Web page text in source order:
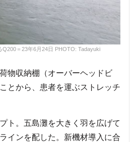
＝23年6月24日 PHOTO: Tadayuki
物収納棚（オーバーヘッドビ
とから、患者を運ぶストレッチ
ト。五島灘を大きく羽を広げて
インを配した。新機材導入に合